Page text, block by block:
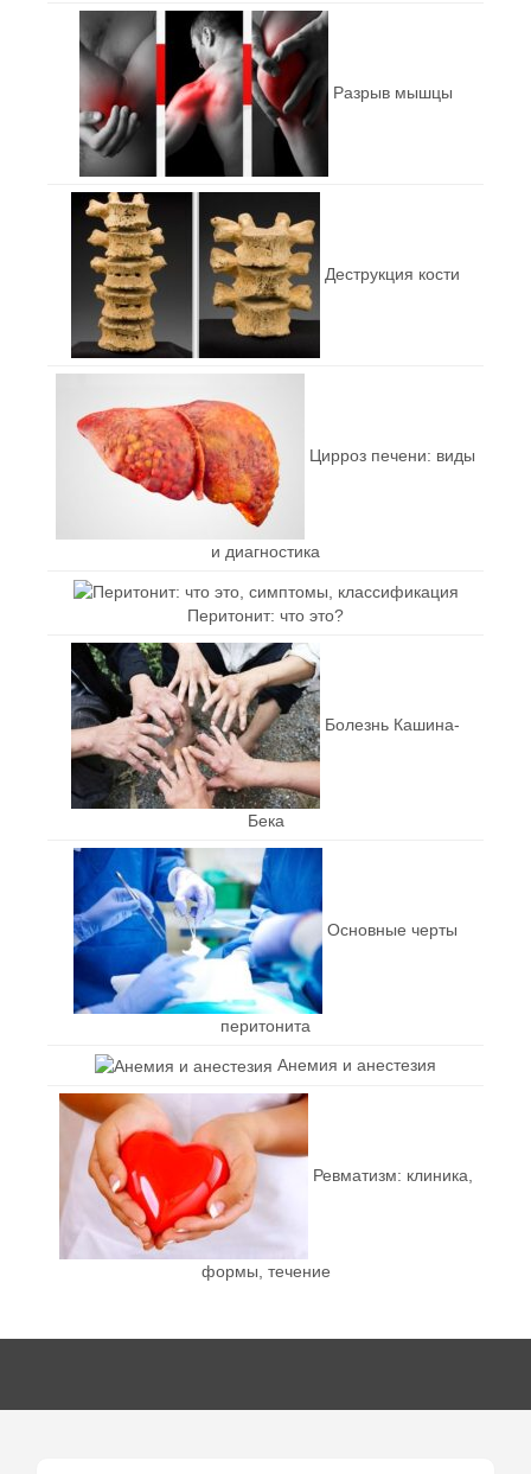
Разрыв мышцы
Деструкция кости
Цирроз печени: виды
и диагностика
Перитонит: что это?
Болезнь Кашина-
Бека
Основные черты
перитонита
Анемия и анестезия
Ревматизм: клиника,
формы, течение